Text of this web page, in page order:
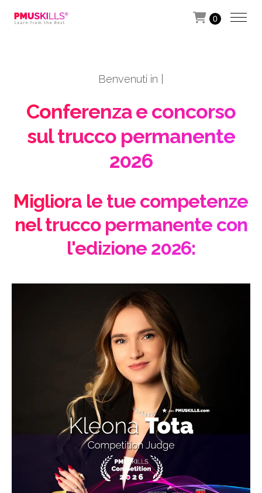
0
Benvenu ti|
Conferenza e concorso
sul trucco permanente
2026
Migliora le tue competenze
nel trucco permanente con
l'edizione 2026: